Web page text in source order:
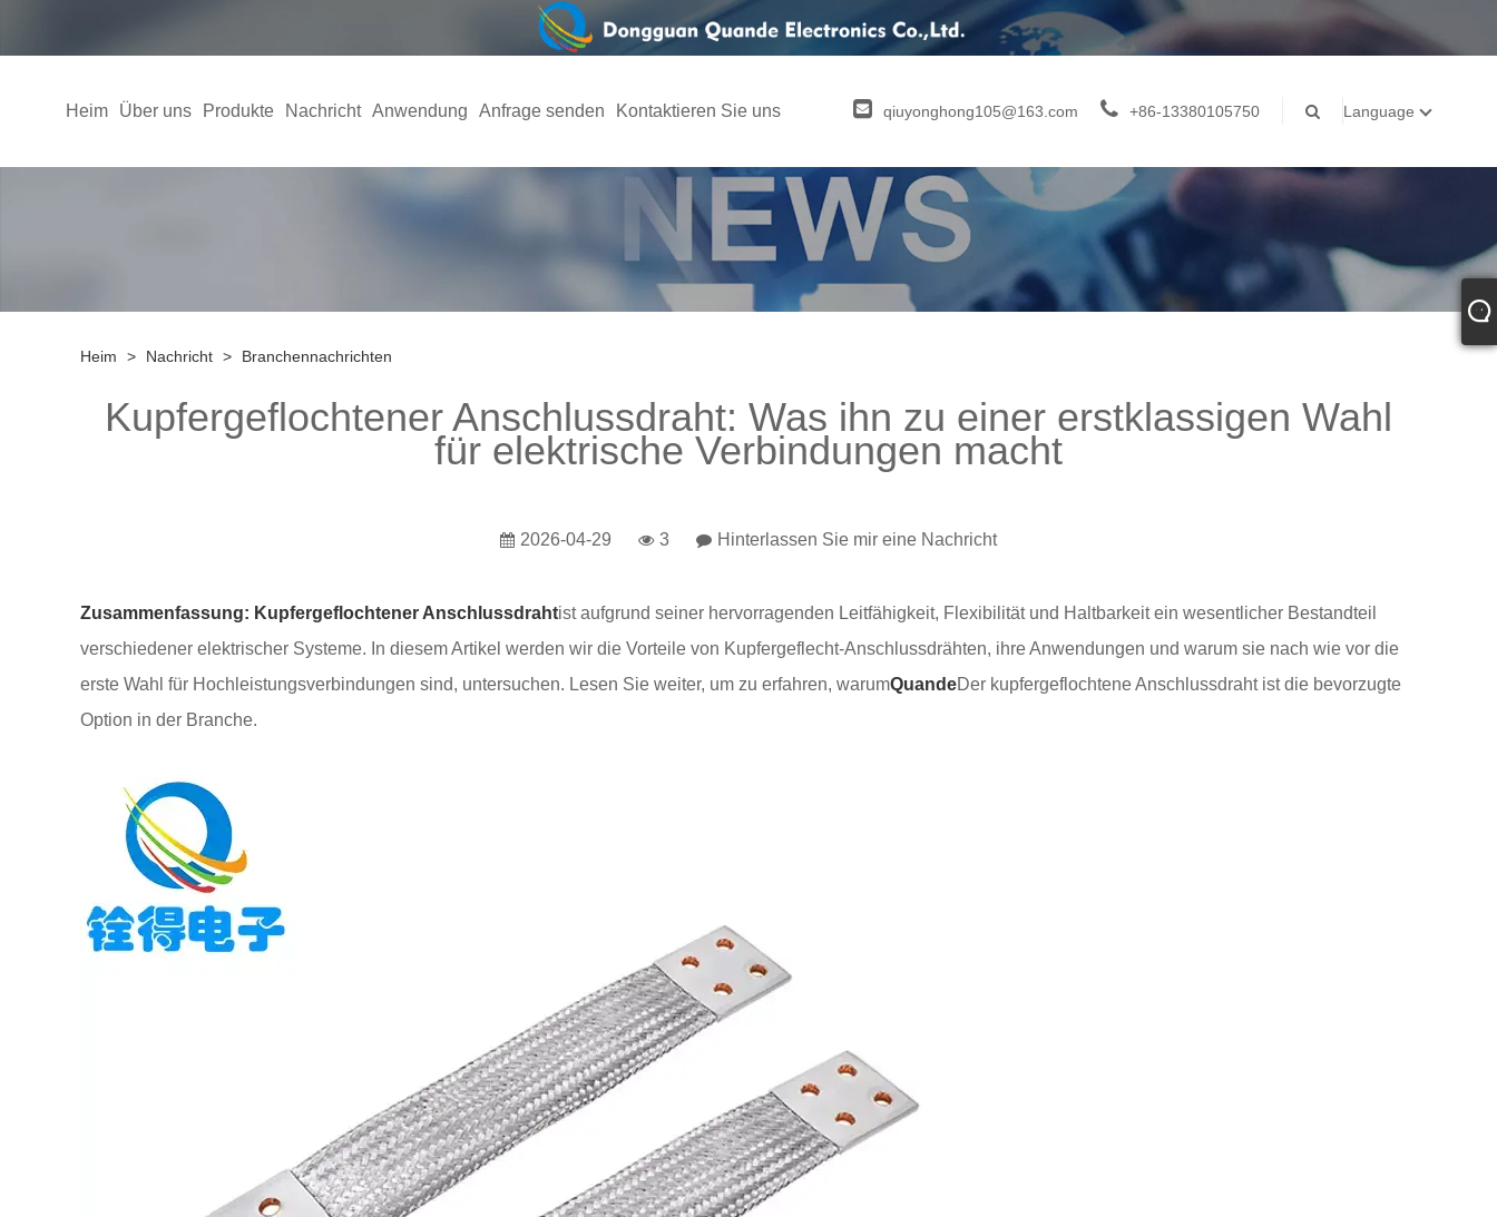
Heim Über uns Produkte Nachricht Anwendung Anfrage senden Kontaktieren Sie uns qiuyonghong105@163.com +86-13380105750 Language
Heim > Nachricht > Branchennachrichten
Kupfergeflochtener Anschlussdraht: Was ihn zu einer erstklassigen Wahl
für elektrische Verbindungen macht
2026-04-29 3 Hinterlassen Sie mir eine Nachricht
Zusammenfassung: Kupfergeflochtener Anschlussdrahtist aufgrund seiner hervorragenden Leitfähigkeit, Flexibilität und Haltbarkeit ein wesentlicher Bestandteil
verschiedener elektrischer Systeme. In diesem Artikel werden wir die Vorteile von Kupfergeflecht-Anschlussdrähten, ihre Anwendungen und warum sie nach wie vor die
erste Wahl für Hochleistungsverbindungen sind, untersuchen. Lesen Sie weiter, um zu erfahren, warumQuandeDer kupfergeflochtene Anschlussdraht ist die bevorzugte
Option in der Branche.